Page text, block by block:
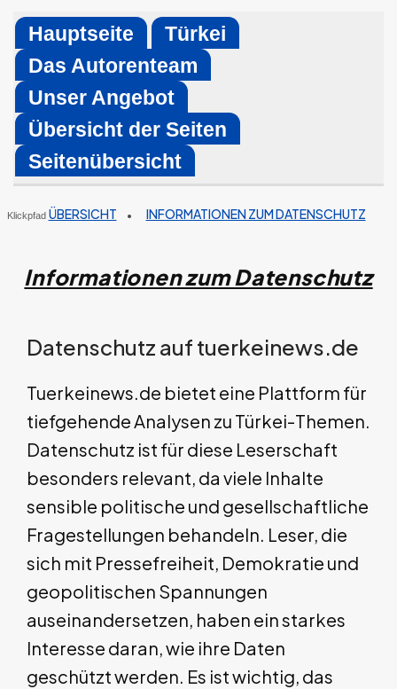
Skip
content
Hauptseite
Türkei
Das Autorenteam
Unser Angebot
Übersicht der Seiten
Seitenübersicht
Klickpfad ÜBERSICHT • INFORMATIONEN ZUM DATENSCHUTZ
Informationen zum Datenschutz
Datenschutz auf tuerkeinews.de
Tuerkeinews.de bietet eine Plattform für
tiefgehende Analysen zu Türkei-Themen.
Datenschutz ist für diese Leserschaft
besonders relevant, da viele Inhalte
sensible politische und gesellschaftliche
Fragestellungen behandeln. Leser, die
sich mit Pressefreiheit, Demokratie und
geopolitischen Spannungen
auseinandersetzen, haben ein starkes
Interesse daran, wie ihre Daten
geschützt werden. Es ist wichtig, das